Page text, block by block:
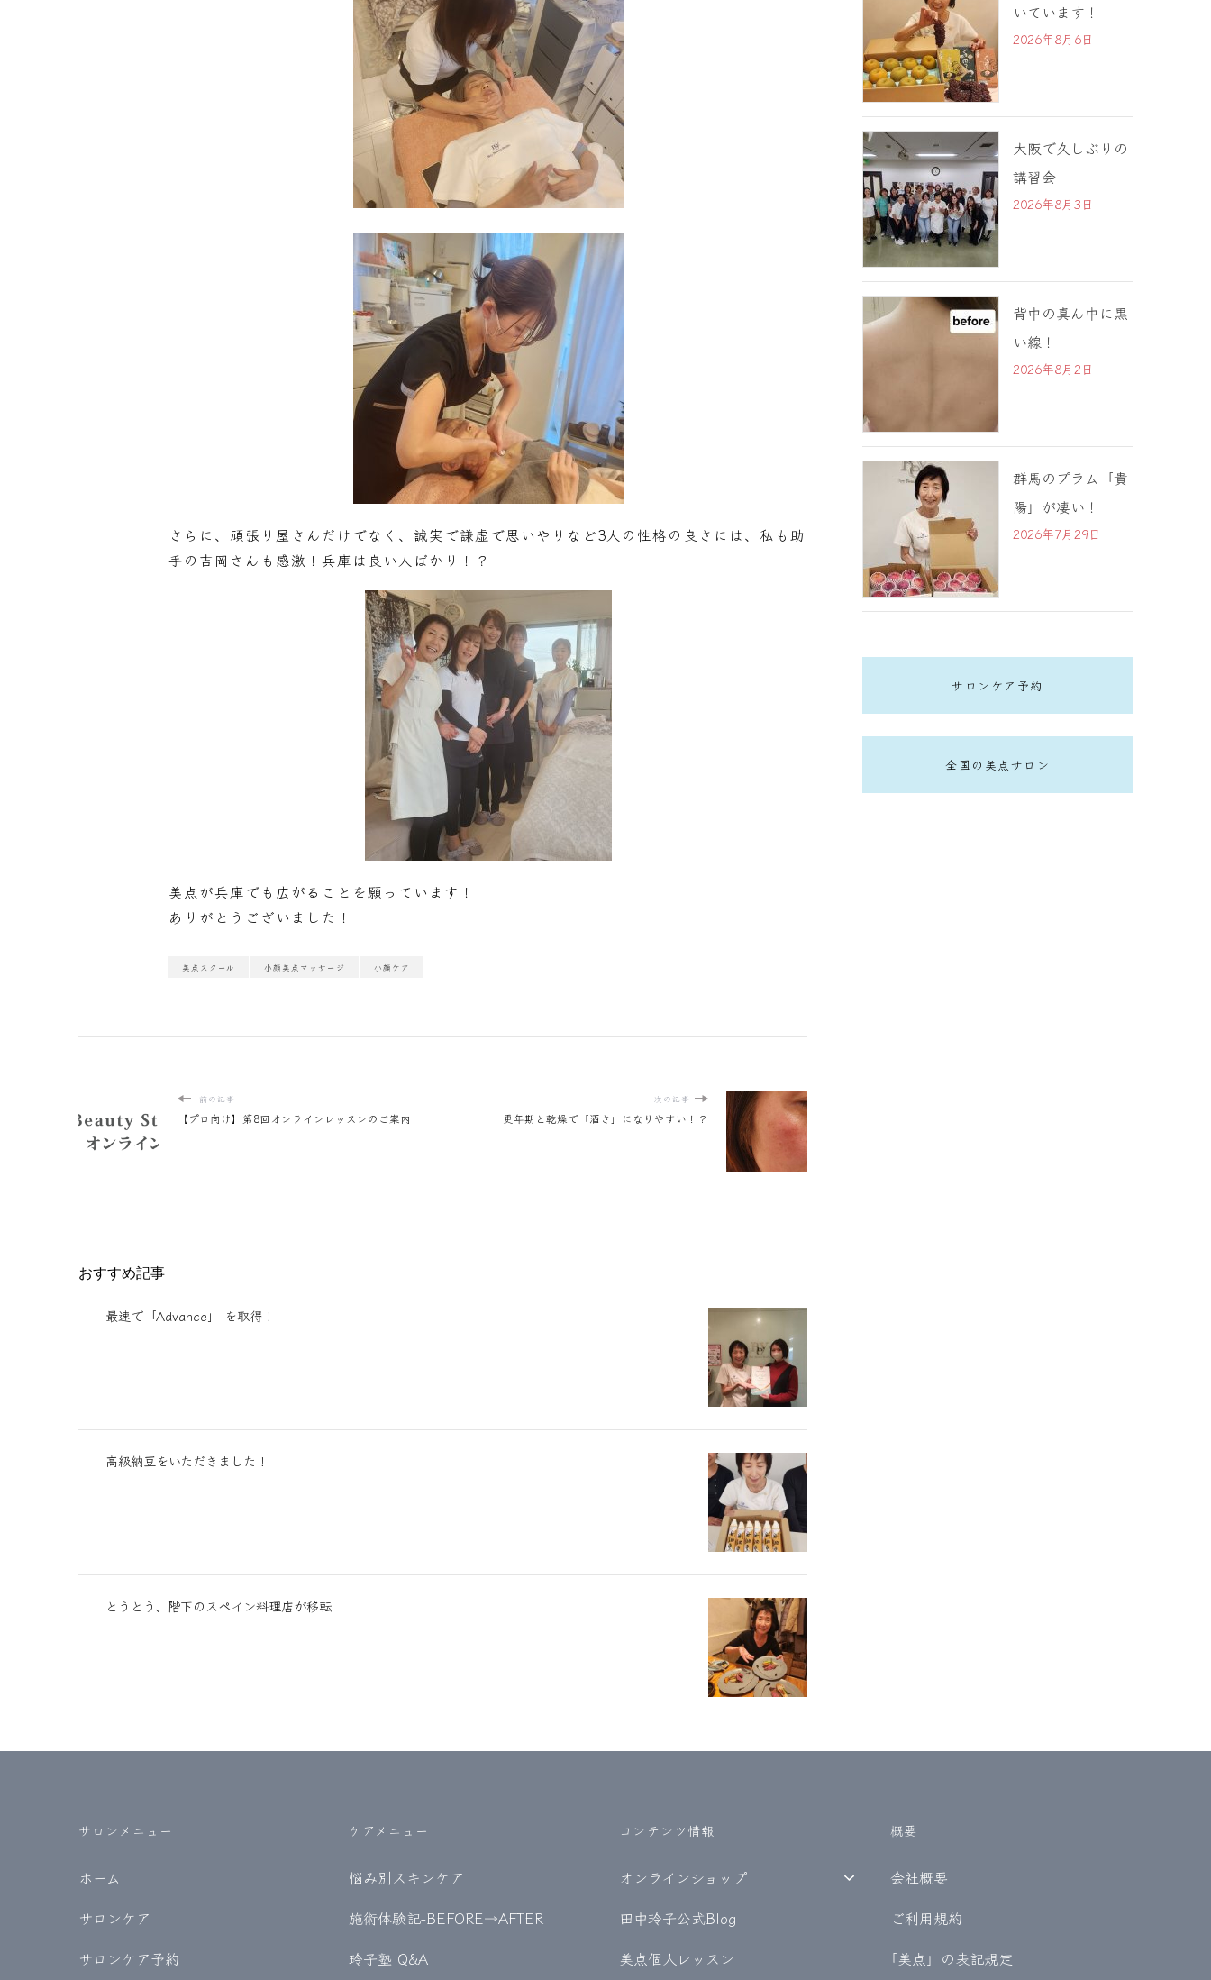
さらに、頑張り屋さんだけでなく、誠実で謙虚で思いやりなど3人の性格の良さには、私も助
手の吉岡さんも感激！兵庫は良い人ばかり！？
美点が兵庫でも広がることを願っています！
ありがとうございました！
美点スクール 小顔美点マッサージ 小顔ケア
前の記事
【プロ向け】第8回オンラインレッスンのご案内
次の記事
更年期と乾燥で「酒さ」になりやすい！？
おすすめ記事
最速で「Advance」 を取得！
高級納豆をいただきました！
とうとう、階下のスペイン料理店が移転
いています！
2026年8月6日
大阪で久しぶりの
講習会
2026年8月3日
背中の真ん中に黒
い線！
2026年8月2日
群馬のプラム「貴
陽」が凄い！
2026年7月29日
サロンケア予約
全国の美点サロン
サロンメニュー
ホーム
サロンケア
サロンケア予約
ケアメニュー
悩み別スキンケア
施術体験記-BEFORE→AFTER
玲子塾 Q&A
コンテンツ情報
オンラインショップ
田中玲子公式Blog
美点個人レッスン
概要
会社概要
ご利用規約
｢美点」の表記規定